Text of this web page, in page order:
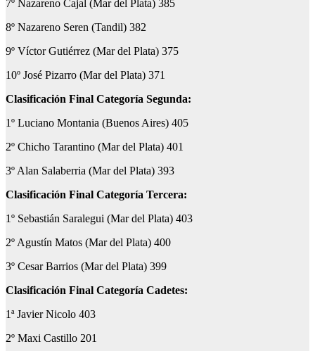
7º Nazareno Cajal (Mar del Plata) 385
8º Nazareno Seren (Tandil) 382
9º Víctor Gutiérrez (Mar del Plata) 375
10º José Pizarro (Mar del Plata) 371
Clasificación Final Categoría Segunda:
1º Luciano Montania (Buenos Aires) 405
2º Chicho Tarantino (Mar del Plata) 401
3º Alan Salaberria (Mar del Plata) 393
Clasificación Final Categoría Tercera:
1º Sebastián Saralegui (Mar del Plata) 403
2º Agustín Matos (Mar del Plata) 400
3º Cesar Barrios (Mar del Plata) 399
Clasificación Final Categoría Cadetes:
1ª Javier Nicolo 403
2º Maxi Castillo 201